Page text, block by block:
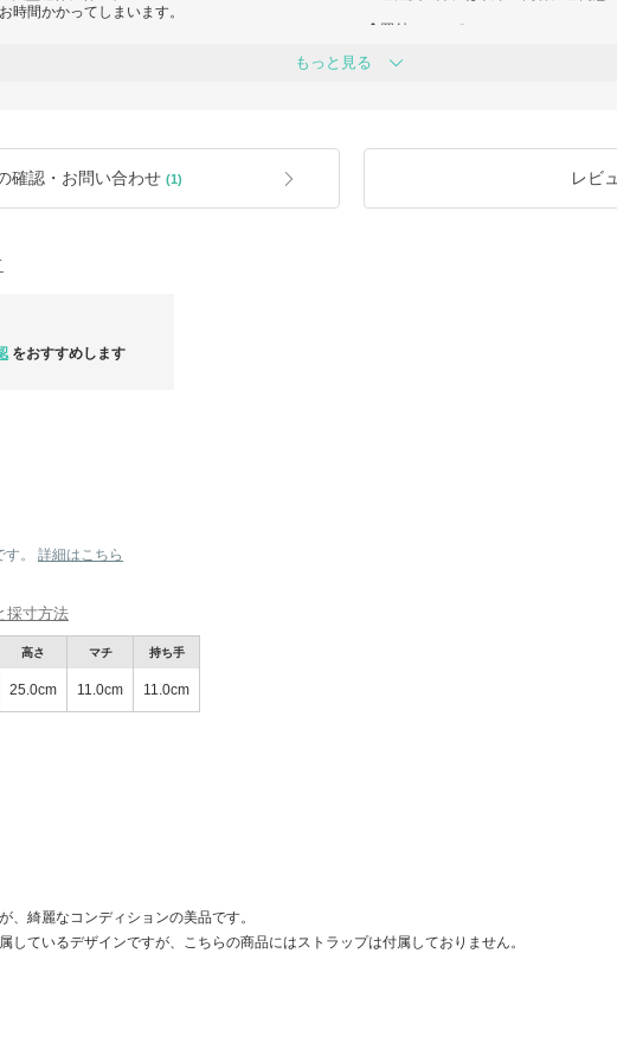
時間かかってしまいます。
たします)
させて戴きますのでご了承ください。
りをプチプチシートで包んでから配送用の箱に入
◆買付について
扱店にて買付を行っております。
商品の状態には細心の注意を払ってお
ため多少の傷、汚れ、ほつれ（縫製の
もっと見る
確認・お問い合わせ (1) レビ
をおすすめします
。 詳細はこちら
採寸方法
高さ マチ 持ち手
25.0cm 11.0cm 11.0cm
綺麗なコンディションの美品です。
ているデザインですが、こちらの商品にはストラップは付属しておりません。